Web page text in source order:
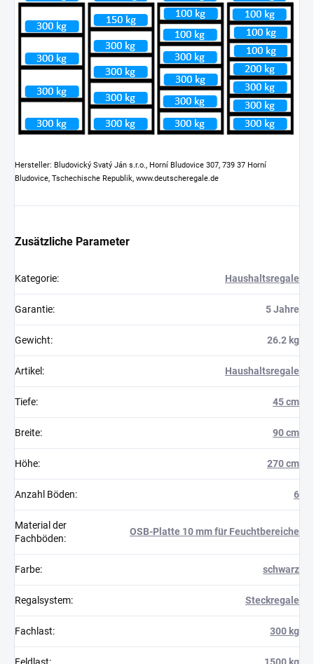
Hersteller: Bludovický Svatý Ján s.r.o., Horní Bludovice 307, 739 37 Horní
Bludovice, Tschechische Republik, www.deutscheregale.de
Zusätzliche Parameter
Kategorie: Haushaltsregale
Garantie: 5 Jahre
Gewicht: 26.2 kg
Artikel : Haushaltsregale
Tiefe: 45 cm
Breite: 90 cm
Höhe: 270 cm
Anzahl Böden: 6
Material der
Fachböden:
OSB-Platte 10 mm für Feuchtbereiche
Farbe: schwarz
Regalsystem: Steckregale
Fachlast: 300 kg